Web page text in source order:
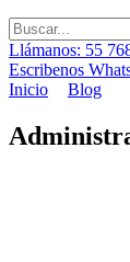
Llámanos: 55
Escribenos
Inicio
Blog